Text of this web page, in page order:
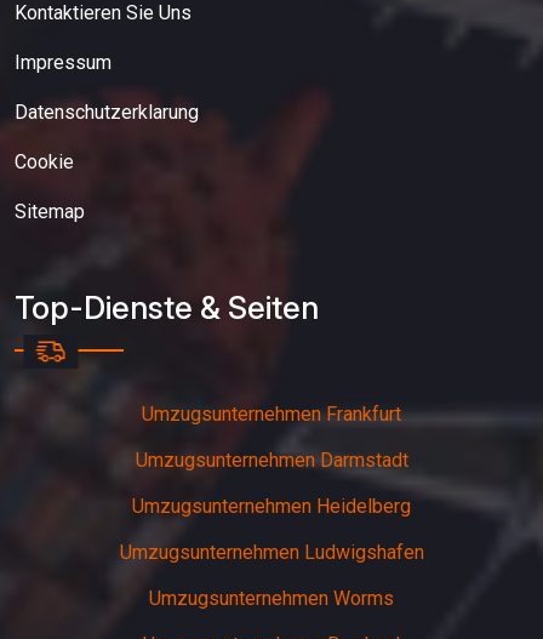
Kontaktieren Sie Uns
Impressum
Datenschutzerklarung
Cookie
Sitemap
Top-Dienste & Seiten
Umzugsunternehmen Frankfurt
Umzugsunternehmen Darmstadt
Umzugsunternehmen Heidelberg
Umzugsunternehmen Ludwigshafen
Umzugsunternehmen Worms